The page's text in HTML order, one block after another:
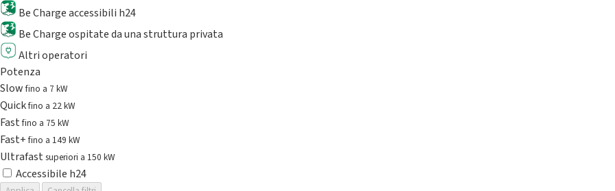
Be Charge accessibili h24
Be Charge ospitate da una struttura privata
Altri operatori
Potenza
Slowfino a 7 kW
Quickfino a 22 kW
Fastfino a 75 kW
Fast+fino a 149 kW
Ultrafast superiori a 150 kW
Accessibile h24